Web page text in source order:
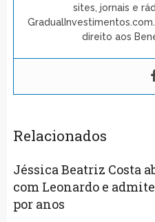
sites, jornais e
direito aos
Relacionados
Jéssica Beatriz Costa
com Leonardo e
por anos